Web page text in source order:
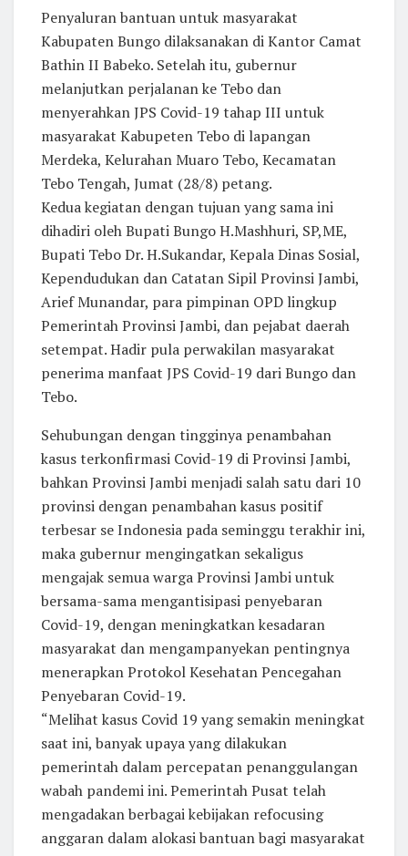
Penyaluran bantuan untuk masyarakat
Kabupaten Bungo dilaksanakan di Kantor Camat
Bathin II Babeko. Setelah itu, gubernur
melanjutkan perjalanan ke Tebo dan
menyerahkan JPS Covid-19 tahap III untuk
masyarakat Kabupeten Tebo di lapangan
Merdeka, Kelurahan Muaro Tebo, Kecamatan
Tebo Tengah, Jumat (28/8) petang.
Kedua kegiatan dengan tujuan yang sama ini
dihadiri oleh Bupati Bungo H.Mashhuri, SP,ME,
Bupati Tebo Dr. H.Sukandar, Kepala Dinas Sosial,
Kependudukan dan Catatan Sipil Provinsi Jambi,
Arief Munandar, para pimpinan OPD lingkup
Pemerintah Provinsi Jambi, dan pejabat daerah
setempat. Hadir pula perwakilan masyarakat
penerima manfaat JPS Covid-19 dari Bungo dan
Tebo.
Sehubungan dengan tingginya penambahan
kasus terkonfirmasi Covid-19 di Provinsi Jambi,
bahkan Provinsi Jambi menjadi salah satu dari 10
provinsi dengan penambahan kasus positif
terbesar se Indonesia pada seminggu terakhir ini,
maka gubernur mengingatkan sekaligus
mengajak semua warga Provinsi Jambi untuk
bersama-sama mengantisipasi penyebaran
Covid-19, dengan meningkatkan kesadaran
masyarakat dan mengampanyekan pentingnya
menerapkan Protokol Kesehatan Pencegahan
Penyebaran Covid-19.
“Melihat kasus Covid 19 yang semakin meningkat
saat ini, banyak upaya yang dilakukan
pemerintah dalam percepatan penanggulangan
wabah pandemi ini. Pemerintah Pusat telah
mengadakan berbagai kebijakan refocusing
anggaran dalam alokasi bantuan bagi masyarakat